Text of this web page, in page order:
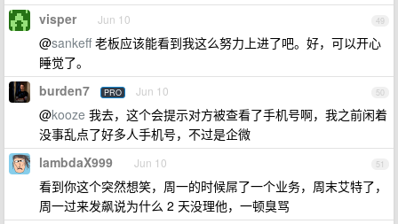
49
visper Jun 10
@sankeff老板应该能看到我这么努力上进了吧。好，可以开心
睡觉了。
50
burden7 PRO Jun 10
@kooze 我去，这个会提示对方被查看了手机号啊，我之前闲着
没事乱点了好多人手机号，不过是企微
51
lambdaX999 Jun 10
看到你这个突然想笑，周一的时候屌了一个业务，周末艾特了，
周一过来发飙说为什么 2 天没理他，一顿臭骂